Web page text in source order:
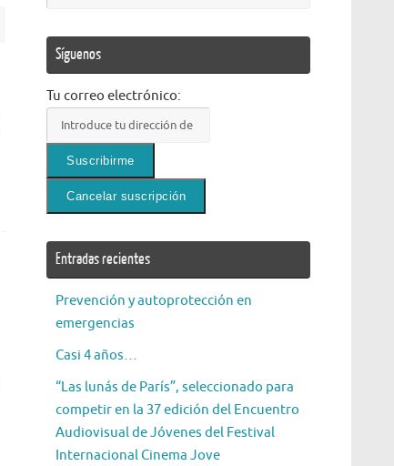
Síguenos
Tu correo electrónico:
Entradas recientes
Prevención y autoprotección en
emergencias
Casi 4 años…
“Las lunás de París”, seleccionado para
competir en la 37 edición del Encuentro
Audiovisual de Jóvenes del Festival
Internacional Cinema Jove